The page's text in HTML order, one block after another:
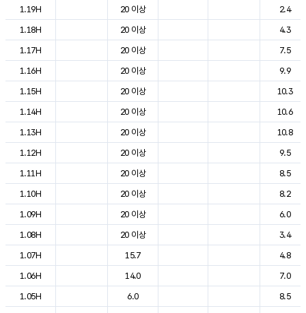
1.19H
20 이상
2.4
1.18H
20 이상
4.3
1.17H
20 이상
7.5
1.16H
20 이상
9.9
1.15H
20 이상
10.3
1.14H
20 이상
10.6
1.13H
20 이상
10.8
1.12H
20 이상
9.5
1.11H
20 이상
8.5
1.10H
20 이상
8.2
1.09H
20 이상
6.0
1.08H
20 이상
3.4
1.07H
15.7
4.8
1.06H
14.0
7.0
1.05H
6.0
8.5